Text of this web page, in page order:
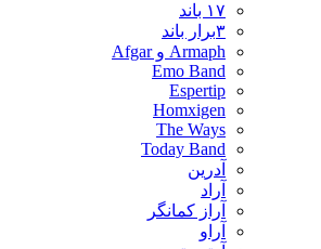
۱۷ باند
۳برار باند
Armaph و Afgar
Emo Band
Espertip
Homxigen
The Ways
Today Band
آدرین
آراد
آراز کمانگر
آراو